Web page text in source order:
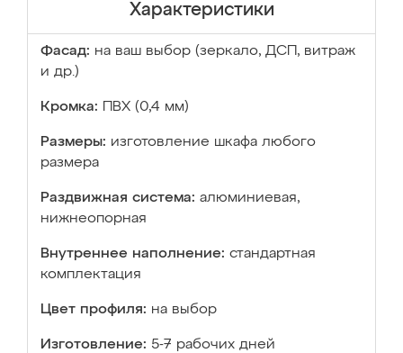
Характеристики
Фасад: на ваш выбор (зеркало, ДСП, витраж
и др.)
Кромка: ПВХ (0,4 мм)
Размеры: изготовление шкафа любого
размера
Раздвижная система: алюминиевая,
нижнеопорная
Внутреннее наполнение: стандартная
комплектация
Цвет профиля: на выбор
Изготовление: 5-7 рабочих дней